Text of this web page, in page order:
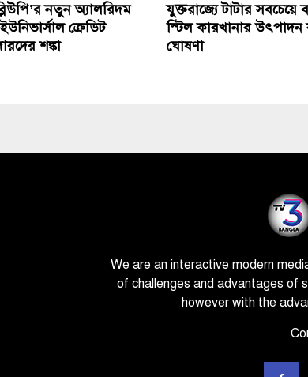
নতুন অ্যালরিদম
ক্রেডিট
শঙ্কা
যুক্তরাজ্যে টাটার সবচেয়ে
স্টিল কারখানার উৎপাদন
ঘোষণা
We are an interactive modern
of challenges and advantages of
however with the